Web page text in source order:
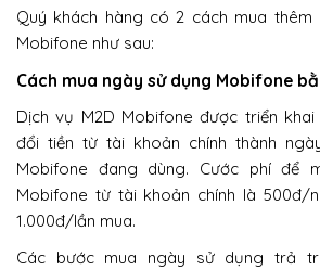
Quý khách hàng có 2 cách mua
Mobifone như sau:
Cách mua ngày sử dụng Mobifone
Dịch vụ M2D Mobifone được triển
đổi tiền từ tài khoản chính thành
Mobifone đang dùng. Cước phí để
Mobifone từ tài khoản chính là 500đ/
1.000đ/lần mua.
Các bước mua ngày sử dụng trả